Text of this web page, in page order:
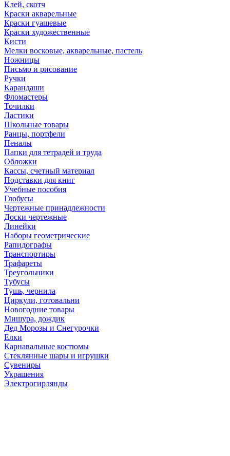
Клей, скотч
Краски акварельные
Краски гуашевые
Краски художественные
Кисти
Мелки восковые, акварельные, пастель
Ножницы
Письмо и рисование
Ручки
Карандаши
Фломастеры
Точилки
Ластики
Школьные товары
Ранцы, портфели
Пеналы
Папки для тетрадей и труда
Обложки
Кассы, счетный материал
Подставки для книг
Учебные пособия
Глобусы
Чертежные принадлежности
Доски чертежные
Линейки
Наборы геометрические
Рапидографы
Транспортиры
Трафареты
Треугольники
Тубусы
Тушь, чернила
Циркули, готовальни
Новогодние товары
Мишура, дождик
Дед Морозы и Снегурочки
Елки
Карнавальные костюмы
Стеклянные шары и игрушки
Сувениры
Украшения
Электрогирлянды